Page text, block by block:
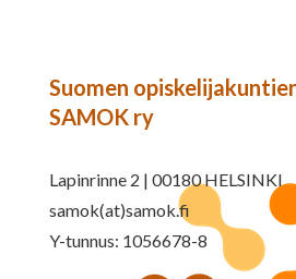
Suomen
SAMOK ry
Lapinrinne 2 | 00180 HELSINKI
samok(at)samok.fi
Y-tunnus: 1056678-8